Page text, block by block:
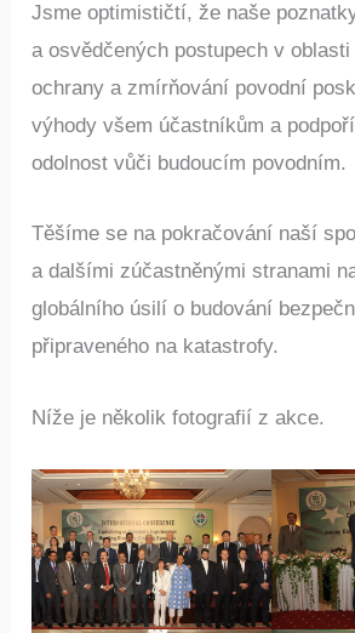
Jsme optimističtí, že naše
a osvědčených postupech v oblasti
ochrany a zmírňování povodní
výhody všem účastníkům a
odolnost vůči budoucím povodním.
Těšíme se na pokračování naší
a dalšími zúčastněnými stranami
globálního úsilí o budování
připraveného na katastrofy.
Níže je několik fotografií z akce.